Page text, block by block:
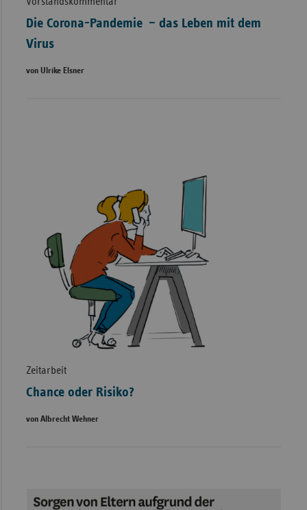
Die Corona-Pandemie – das Leben mit dem
Virus
von Ulrike Elsner
Zeitarbeit
Chance oder Risiko?
von Albrecht Wehner